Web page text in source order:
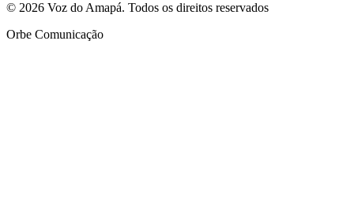
© 2026 Voz do Amapá. Todos os direitos reservados
Orbe Comunicação